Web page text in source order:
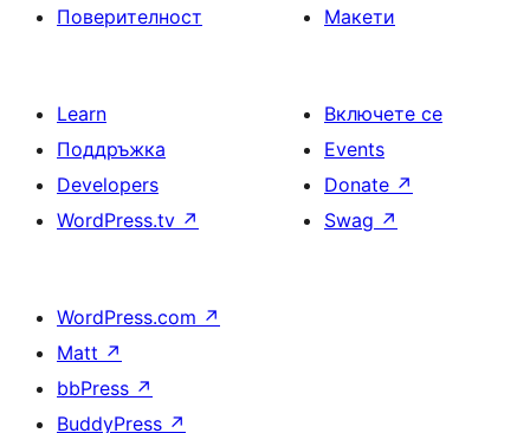
Поверителност
Макети
Learn
Поддръжка
Developers
WordPress.tv ↗
Включете се
Events
Donate ↗
Swag ↗
WordPress.com ↗
Matt ↗
bbPress ↗
BuddyPress ↗